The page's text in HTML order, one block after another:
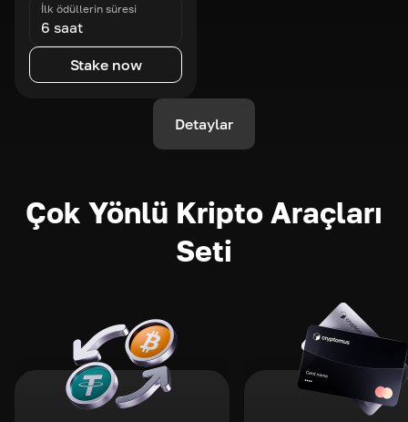
İlk ödüllerin süresi
6 saat
Stake now
Detaylar
Çok Yönlü Kripto Araçları
Seti